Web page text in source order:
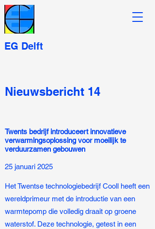
EG Delft
Nieuwsbericht 14
Twents bedrijf introduceert innovatieve
verwarmingsoplossing voor moeilijk te
verduurzamen gebouwen
25 januari 2025
Het Twentse technologiebedrijf Cooll heeft een
wereldprimeur met de introductie van een
warmtepomp die volledig draait op groene
waterstof. Deze technologie, getest in een